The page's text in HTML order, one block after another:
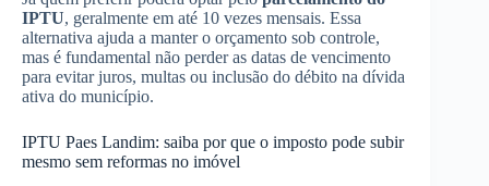
IPTU, geralmente em até 10 vezes mensais. Essa
alternativa ajuda a manter o orçamento sob controle,
mas é fundamental não perder as datas de vencimento
para evitar juros, multas ou inclusão do débito na dívida
ativa do município.
IPTU Paes Landim: saiba por que o imposto pode subir
mesmo sem reformas no imóvel